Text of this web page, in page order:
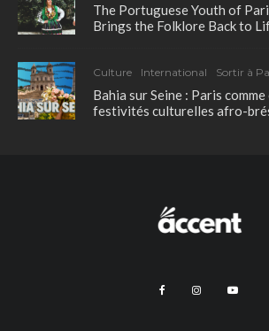
The Portuguese Youth of
Brings the Folklore Back to
Culture International Sortir à
Bahia sur Seine : Paris
festivités culturelles afro-